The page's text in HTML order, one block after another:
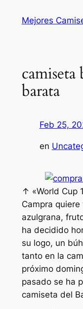
Mejores
camiseta
barata
Feb 25,
en
↑ «World Cup
Campra
azulgrana,
ha decidido
su logo, un
tanto en la
próximo
pasado se ha
camiseta del